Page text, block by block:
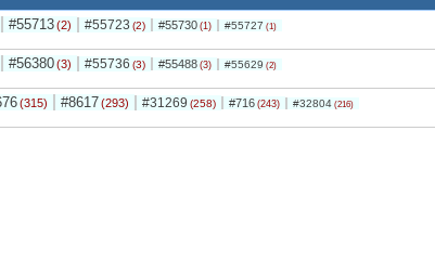
#55713 (2) #55723 (2) #55730 (1) #55727 (1)
#56380 (3) #55736 (3) #55488 (3) #55629 (2)
(315) #8617 (293) #31269 (258) #716 (243) #32804 (216)